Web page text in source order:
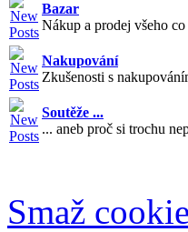
Bazar
Nákup a prodej všeho
Nakupování
Zkušenosti s
Soutěže ...
... aneb proč si trochu
Smaž